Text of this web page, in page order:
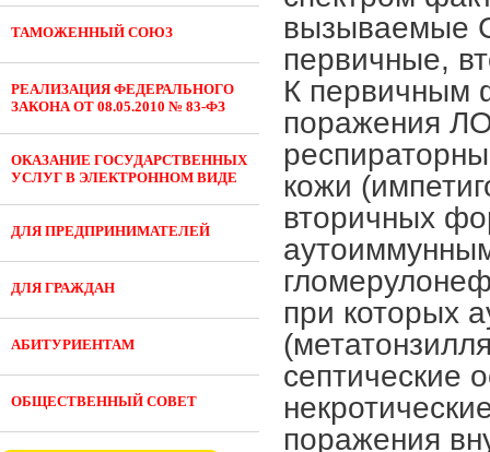
ТАМОЖЕННЫЙ СОЮЗ
РЕАЛИЗАЦИЯ ФЕДЕРАЛЬНОГО
ЗАКОНА ОТ 08.05.2010 № 83-ФЗ
ОКАЗАНИЕ ГОСУДАРСТВЕННЫХ
УСЛУГ В ЭЛЕКТРОННОМ ВИДЕ
ДЛЯ ПРЕДПРИНИМАТЕЛЕЙ
ДЛЯ ГРАЖДАН
АБИТУРИЕНТАМ
ОБЩЕСТВЕННЫЙ СОВЕТ